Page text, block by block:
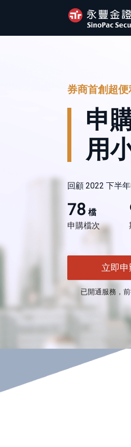
券商首創超
申
用
回顧 2022 下半
78 檔
申購檔次
立即申
已開通服務，